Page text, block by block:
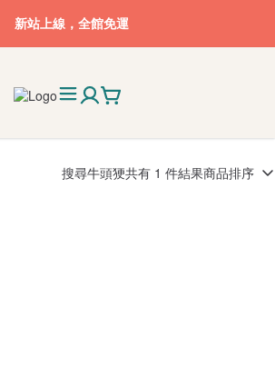
新站上線，全館免運
搜尋牛頭㹴共有 1 件結果商品排序